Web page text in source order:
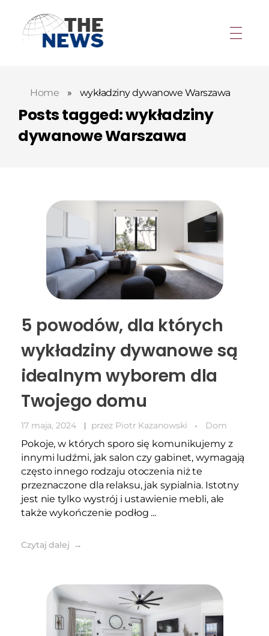
Home » wykładziny dywanowe Warszawa
Posts tagged: wykładziny
dywanowe Warszawa
5 powodów, dla których
wykładziny dywanowe są
idealnym wyborem dla
Twojego domu
17 maja, 2024 przez Piotr Kazanowski Dom
Pokoje, w których sporo się komunikujemy z
innymi ludźmi, jak salon czy gabinet, wymagają
często innego rodzaju otoczenia niż te
przeznaczone dla relaksu, jak sypialnia. Istotny
jest nie tylko wystrój i ustawienie mebli, ale
także wykończenie podłog ...
Czytaj dalej